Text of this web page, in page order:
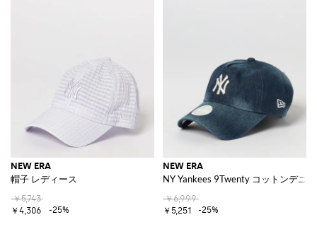
NEW ERA
帽子 レディース
￥5,743
￥4,306
-25%
NEW ERA
NY Yankees 9Twenty コットンデニ
￥6,999
￥5,251
-25%